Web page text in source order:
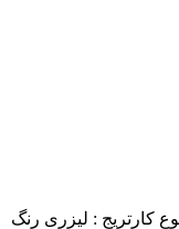
کارتریج : لیزری رنگ